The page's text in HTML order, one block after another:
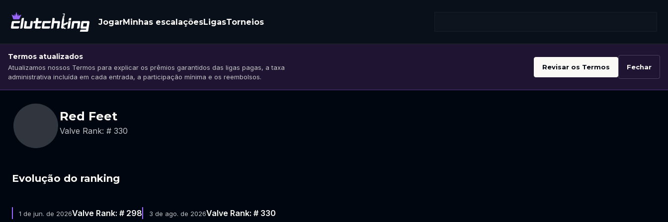
JogarMinhas escalaçõesLigasTorneios
Termos atualizados
Atualizamos nossos Termos para explicar os prêmios garantidos das ligas pagas, a taxa
administrativa incluída em cada entrada, a participação mínima e os reembolsos.
Revisar os Termos Fechar
Red Feet
Valve Rank: # 330
Evolução do ranking
1 de jun. de 2026Valve Rank: # 298 3 de ago. de 2026Valve Rank: # 330